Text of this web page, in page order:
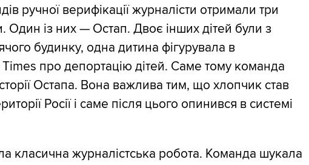
ручної верифікації журналісти отримали три
Один із них — Остап. Двоє інших дітей були з
будинку, одна дитина фігурувала в
Times про депортацію дітей. Саме тому команда
Остапа. Вона важлива тим, що хлопчик став
Росії і саме після цього опинився в системі
класична журналістська робота. Команда шукала